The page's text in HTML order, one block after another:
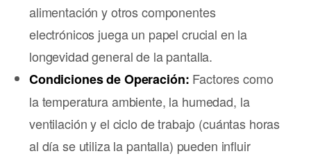
alimentación y otros componentes
electrónicos juega un papel crucial en la
longevidad general de la pantalla.
Condiciones de Operación: Factores como
la temperatura ambiente, la humedad, la
ventilación y el ciclo de trabajo (cuántas horas
al día se utiliza la pantalla) pueden influir